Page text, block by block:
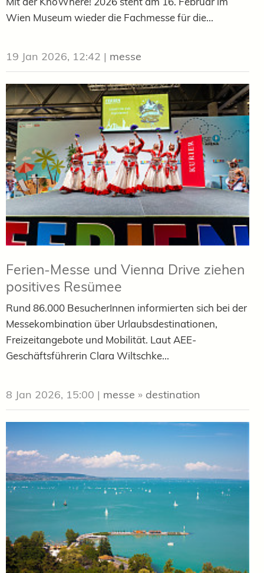
Wien Museum wieder die Fachmesse für die...
19 Jan 2026, 12:42 | messe
Ferien-Messe und Vienna Drive ziehen
positives Resümee
Rund 86.000 BesucherInnen informierten sich bei der
Messekombination über Urlaubsdestinationen,
Freizeitangebote und Mobilität. Laut AEE-
Geschäftsführerin Clara Wiltschke...
8 Jan 2026, 15:00 | messe » destination